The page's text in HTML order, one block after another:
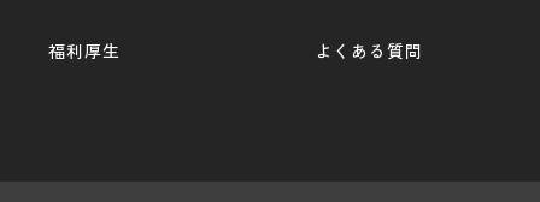
福利厚生 よくある質問